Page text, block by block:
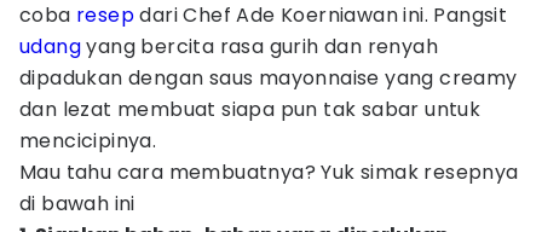
coba resepdari Chef Ade Koerniawan ini. Pangsit
udangyang bercita rasa gurih dan renyah
dipadukan dengan saus mayonnaise yang creamy
dan lezat membuat siapa pun tak sabar untuk
mencicipinya.
Mau tahu cara membuatnya? Yuk simak resepnya
di bawah ini